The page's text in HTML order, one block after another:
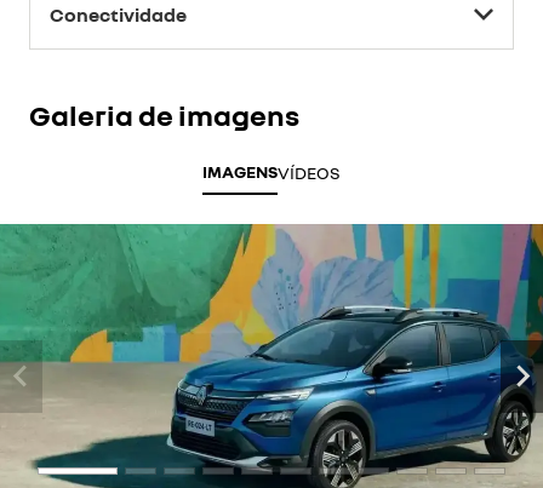
Conectividade
Galeria de imagens
IMAGENSVÍDEOS